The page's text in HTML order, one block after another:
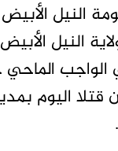
النيل
النيل
الماحي
قتلا اليوم